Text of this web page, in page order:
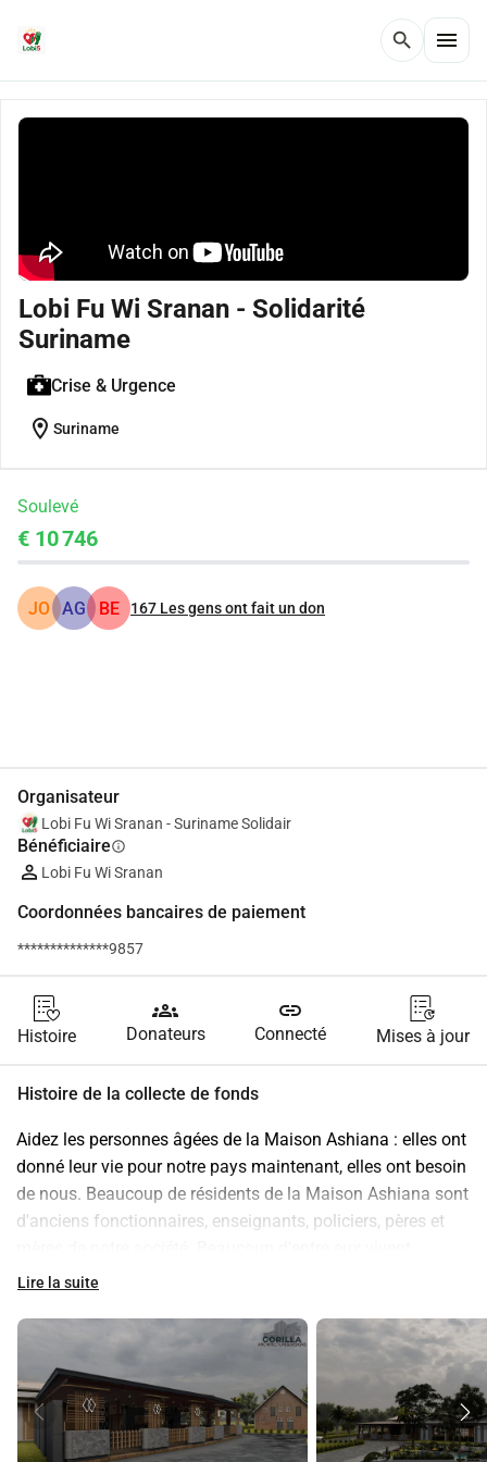
search menu
Lobi Fu Wi Sranan - Solidarité
Suriname
Crise & Urgence
location_on Suriname
Soulevé
€ 10 746
JO AG BE 167 Les gens ont fait un don
Organisateur
Lobi Fu Wi Sranan - Suriname Solidair
Bénéficiaireinfo
Lobi Fu Wi Sranan
Coordonnées bancaires de paiement
**************9857
Histoire
groups
Donateurs
link
Connecté Mises à jour
Histoire de la collecte de fonds
Aidez les personnes âgées de la Maison Ashiana : elles ont
donné leur vie pour notre pays maintenant, elles ont besoin
de nous. Beaucoup de résidents de la Maison Ashiana sont
d'anciens fonctionnaires, enseignants, policiers, pères et
désormais dans le silence, avec un manque de services de
apportons des soins, de l'attention, un sourire et surtout : la
dignité. Chaque contribution compte. Donnez aujourd'hui.
Pour eux. Pour demain.
Transparence et responsabilité
Chez Lobi Fu Wi Sranan, tout tourne autour de la confiance.
Lire la suite